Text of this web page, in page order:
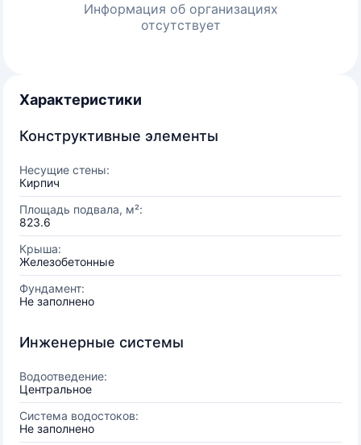
Информация об организациях
отсутствует
Характеристики
Конструктивные элементы
Несущие стены:
Кирпич
Площадь подвала, м²:
823.6
Крыша:
Железобетонные
Фундамент:
Не заполнено
Инженерные системы
Водоотведение:
Центральное
Система водостоков:
Не заполнено